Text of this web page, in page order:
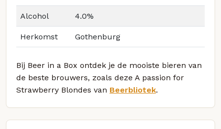
Alcohol 4.0%
Herkomst Gothenburg
Bij Beer in a Box ontdek je de mooiste bieren van
de beste brouwers, zoals deze A passion for
Strawberry Blondes van Beerbliotek.